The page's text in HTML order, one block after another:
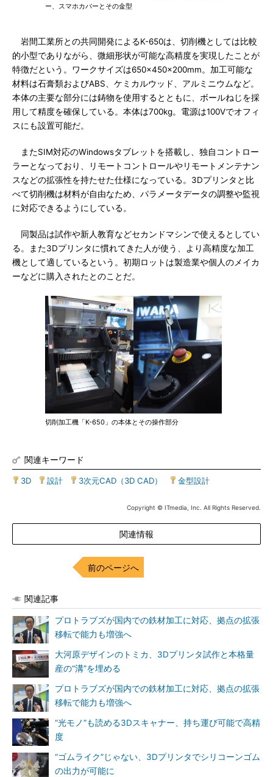
ー、スマホカバーとその金型
岩間工業所との共同開発によるK-650は、切削機としては比較
的小型でありながら、微細形状が可能な高精度を実現したことが
特徴だという。ワークサイズは650×450×200mm。加工可能な
材料は石膏類およびABS、ケミカルウッド、アルミニウムなど。
本体の主要な部分には鋳物を使用するとともに、ボールねじを採
用して精度を確保している。本体は700kg。電源は100Vでオフィ
スにも設置可能だ。
またSIM対応のWindowsタブレットを搭載し、独自コントロー
ラーとなっており、リモートコントロールやリモートメンテナン
スなどの拡張性を持たせた仕様になっている。3Dプリンタと比
べて切削機は材料が自由なため、パラメータデータの調整や監視
に対応できるようにしている。
同製品は試作や新人教育などセカンドマシンで使えるとしてい
る。また3Dプリンタに慣れてきた人が使う、より高精度な加工
機として適しているという。初期ロットは製造業や個人のメイカ
ーなどに購入されたとのことだ。
切削加工機「K-650」の本体とその操作部分
関連キーワード
3D 設計 3次元CAD（3D CAD） 金型設計
Copyright © ITmedia, Inc. All Rights Reserved.
関連情報
前のページへ
関連記事
プロトラブズが国内での鉄材加工に対応、拠点の拡張
移転で能力も増強へ
大河原デザインのトミカ、3Dプリンタ試作と本格量
産の“溝”を埋める
プロトラブズが国内での鉄材加工に対応、拠点の拡張
移転で能力も増強へ
“光モノ”も読める3Dスキャナー、持ち運び可能で高精
度
“ゴムライク”じゃない、3Dプリンタでシリコーンゴム
の出力が可能に